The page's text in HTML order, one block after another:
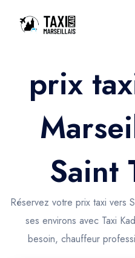
Accueil
Nos services
Nos services
Trajet Gare SNCF
Trajet Port croisière
Trajet Séminaire
Trajet Santé
Réservation
Actualités &
Contactez-nous
prix
Saint
Réservez votre prix taxi vers
ses environs avec Taxi
besoin, chauffeur